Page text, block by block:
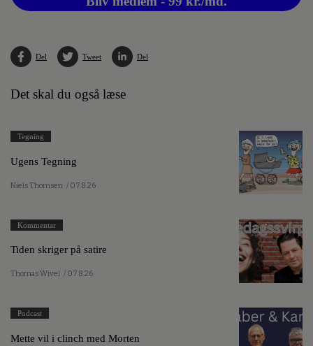
Del Tweet Del
Det skal du også læse
Tegning
Ugens Tegning
Niels Thomsen / 07.8.26
Kommentar
Tiden skriger på satire
Thomas Wivel / 07.8.26
Podcast
Mette vil i clinch med Morten